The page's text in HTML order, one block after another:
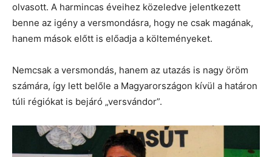
olvasott. A harmincas éveihez közeledve jelentkezett
benne az igény a versmondásra, hogy ne csak magának,
hanem mások előtt is előadja a költeményeket.
Nemcsak a versmondás, hanem az utazás is nagy öröm
számára, így lett belőle a Magyarországon kívül a határon
túli régiókat is bejáró „versvándor”.